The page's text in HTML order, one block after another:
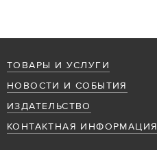
ТОВАРЫ И УСЛУГИ
НОВОСТИ И СОБЫТИЯ
ИЗДАТЕЛЬСТВО
КОНТАКТНАЯ ИНФОРМАЦИЯ